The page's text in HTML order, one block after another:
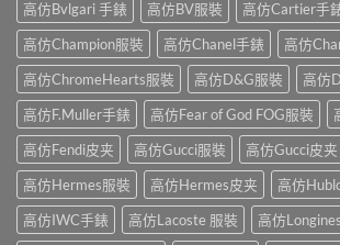
高仿Bvlgari 手錶
高仿BV服裝
高仿Cartier手
高仿Champion服裝
高仿Chanel手錶
高仿
高仿ChromeHearts服裝
高仿D&G服裝
高仿
高仿F.Muller手錶
高仿Fear of God FOG服裝
高仿Fendi皮夹
高仿Gucci服裝 高仿Gucci皮夹
高仿Hermes服裝
高仿Hermes皮夹
高仿
高仿IWC手錶
高仿Lacoste 服裝
高仿